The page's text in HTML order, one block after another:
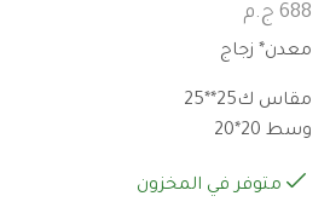
688 ج.م
معدن* زجاج
مقاس ك25**25
وسط 20*20
متوفر في المخزون